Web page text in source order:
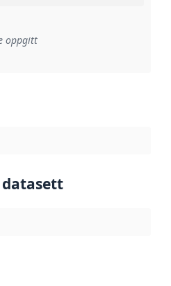
til en implementasjonsregel
oppgitt